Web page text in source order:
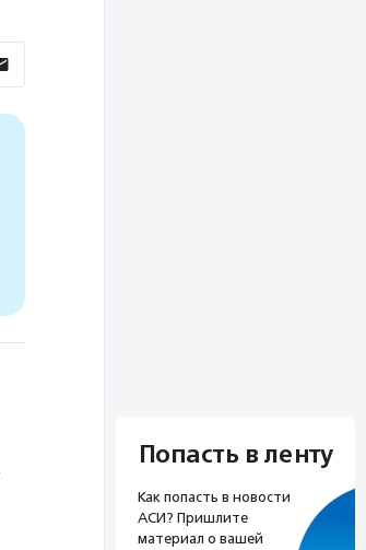
Попасть в ленту
Как попасть в новости
АСИ? Пришлите
материал о вашей